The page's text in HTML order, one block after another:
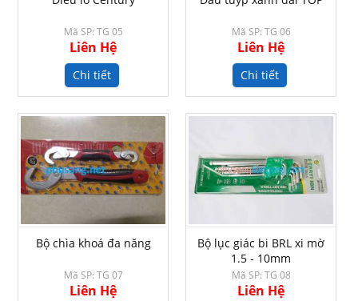
Mã SP: TG 05
Liên Hệ
Chi tiết
Mã SP: TG 06
Liên Hệ
Chi tiết
Bộ chìa khoá đa năng
Mã SP: TG 07
Liên Hệ
Bộ lục giác bi BRL xi mờ
1.5 - 10mm
Mã SP: TG 08
Liên Hệ